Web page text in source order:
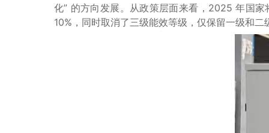
化” 的方向发展。从政策层面来看，2025 年国
10%，同时取消了三级能效等级，仅保留一级和